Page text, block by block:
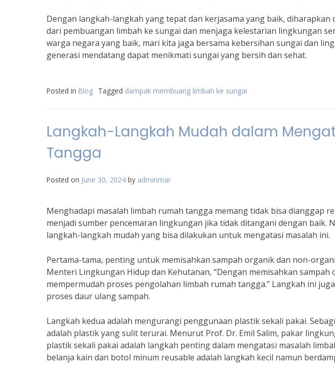
Dengan langkah-langkah yang tepat dan kerjasama yang baik,
dari pembuangan limbah ke sungai dan menjaga kelestarian lingkungan
warga negara yang baik, mari kita jaga bersama kebersihan sungai dan
generasi mendatang dapat menikmati sungai yang bersih dan sehat.
Posted in Blog Tagged dampak membuang limbah ke sungai
Langkah-Langkah Mudah dalam
Tangga
Posted on June 30, 2024 by adminmar
Menghadapi masalah limbah rumah tangga memang tidak bisa dianggap
menjadi sumber pencemaran lingkungan jika tidak ditangani dengan baik.
langkah-langkah mudah yang bisa dilakukan untuk mengatasi masalah ini.
Pertama-tama, penting untuk memisahkan sampah organik dan non-
Menteri Lingkungan Hidup dan Kehutanan, “Dengan memisahkan
mempermudah proses pengolahan limbah rumah tangga.” Langkah ini
proses daur ulang sampah.
Langkah kedua adalah mengurangi penggunaan plastik sekali pakai.
adalah plastik yang sulit terurai. Menurut Prof. Dr. Emil Salim, pakar
plastik sekali pakai adalah langkah penting dalam mengatasi masalah
belanja kain dan botol minum reusable adalah langkah kecil namun